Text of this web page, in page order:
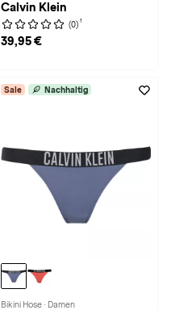
Calvin Klein
(0) 1
39,95 €
Sale Nachhaltig
Bikini Hose · Damen